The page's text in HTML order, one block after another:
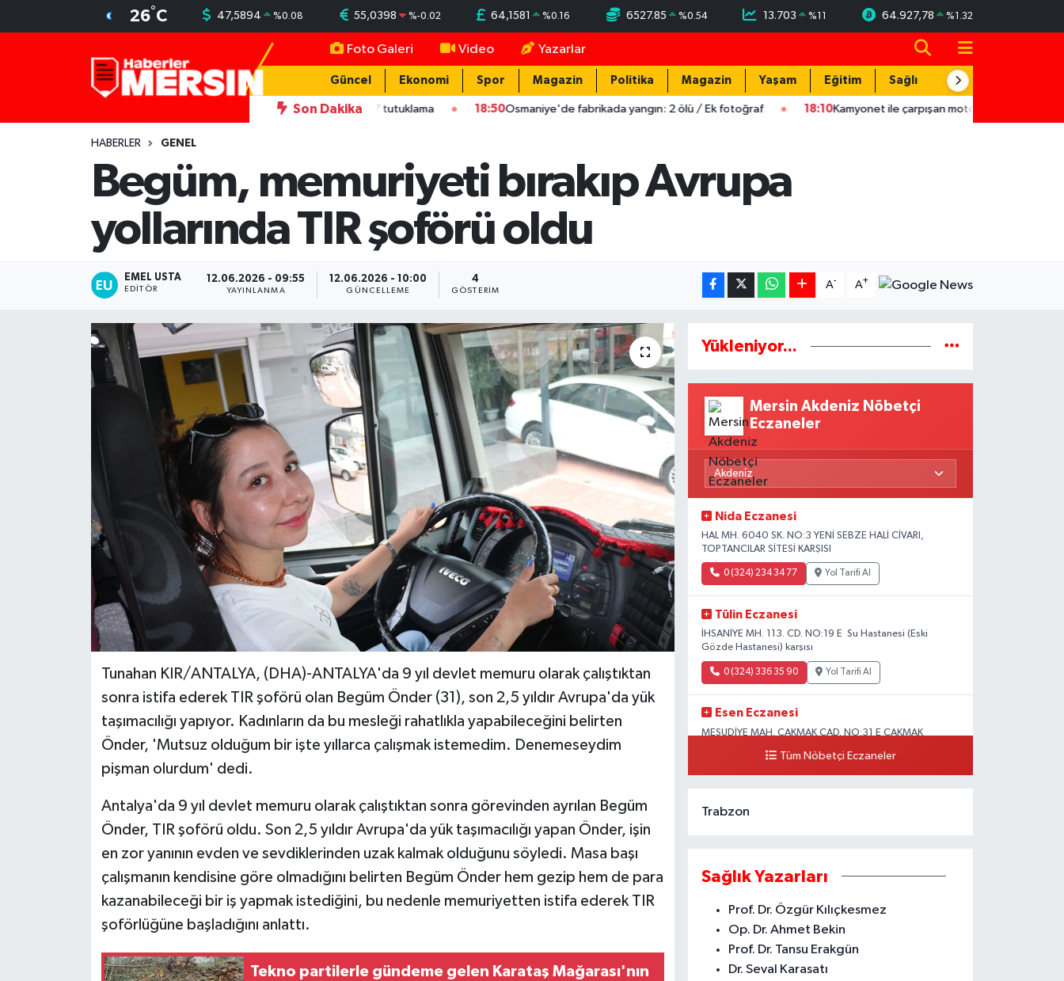
26°C 47,5894 %0.08 55,0398 %-0.02 64,1581 %0.16 6527.85 %0.54 13.703 %11 64.927,78 %1.32
Foto Galeri Video Yazarlar
Güncel Ekonomi Spor Magazin Politika Magazin Yaşam Eğitim Sağlık Teknoloji
Son Dakika
Antalya'da fuhşa aracılık operasyonu: 7 tutuklama 18:50 Osmaniye'de fabrikada yangın: 2 ölü / Ek fotoğraf 18:10 Kamyonet ile çarpışan motosikletin sürücüsü yaralandı
HABERLER GENEL
Begüm, memuriyeti bırakıp Avrupa
yollarında TIR şoförü oldu
EMEL USTA
EDITÖR
12.06.2026 - 09:55
YAYINLANMA
12.06.2026 - 10:00
GÜNCELLEME
4
GÖSTERIM
A- A+
Tunahan KIR/ANTALYA, (DHA)-ANTALYA'da 9 yıl devlet memuru olarak çalıştıktan
sonra istifa ederek TIR şoförü olan Begüm Önder (31), son 2,5 yıldır Avrupa'da yük
taşımacılığı yapıyor. Kadınların da bu mesleği rahatlıkla yapabileceğini belirten
Önder, 'Mutsuz olduğum bir işte yıllarca çalışmak istemedim. Denemeseydim
pişman olurdum' dedi.
Antalya'da 9 yıl devlet memuru olarak çalıştıktan sonra görevinden ayrılan Begüm
Önder, TIR şoförü oldu. Son 2,5 yıldır Avrupa'da yük taşımacılığı yapan Önder, işin
en zor yanının evden ve sevdiklerinden uzak kalmak olduğunu söyledi. Masa başı
çalışmanın kendisine göre olmadığını belirten Begüm Önder hem gezip hem de para
kazanabileceği bir iş yapmak istediğini, bu nedenle memuriyetten istifa ederek TIR
şoförlüğüne başladığını anlattı.
Tekno partilerle gündeme gelen Karataş Mağarası'nın
Yükleniyor...
Mersin Akdeniz Nöbetçi
Eczaneler
Nida Eczanesi
HAL MH. 6040 SK. NO:3 YENİ SEBZE HALİ CİVARI,
TOPTANCILAR SİTESİ KARŞISI
0 (324) 234 34 77 Yol Tarifi Al
Tülin Eczanesi
İHSANİYE MH. 113. CD. NO:19 E Su Hastanesi (Eski
Gözde Hastanesi) karşısı
0 (324) 336 35 90 Yol Tarifi Al
Esen Eczanesi
MESUDİYE MAH. ÇAKMAK CAD. NO:31 E ÇAKMAK
Tüm Nöbetçi Eczaneler
Trabzon
Sağlık Yazarları
Prof. Dr. Özgür Kılıçkesmez
Op. Dr. Ahmet Bekin
Prof. Dr. Tansu Erakgün
Dr. Seval Karasatı
Mersin Nöbetçi Eczaneler
Mersin Hava Durumu
Mersin Trafik Yoğunluk Haritası
Süper Lig Puan Durumu ve Fikstür
Tüm Manşetler
Haber Arşivi